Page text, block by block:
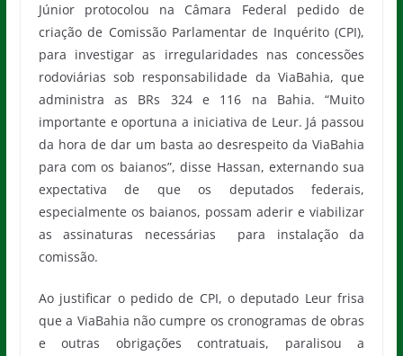
Júnior protocolou na Câmara Federal pedido de
criação de Comissão Parlamentar de Inquérito (CPI),
para investigar as irregularidades nas concessões
rodoviárias sob responsabilidade da ViaBahia, que
administra as BRs 324 e 116 na Bahia. “Muito
importante e oportuna a iniciativa de Leur. Já passou
da hora de dar um basta ao desrespeito da ViaBahia
para com os baianos”, disse Hassan, externando sua
expectativa de que os deputados federais,
especialmente os baianos, possam aderir e viabilizar
as assinaturas necessárias para instalação da
comissão.
Ao justificar o pedido de CPI, o deputado Leur frisa
que a ViaBahia não cumpre os cronogramas de obras
e outras obrigações contratuais, paralisou a